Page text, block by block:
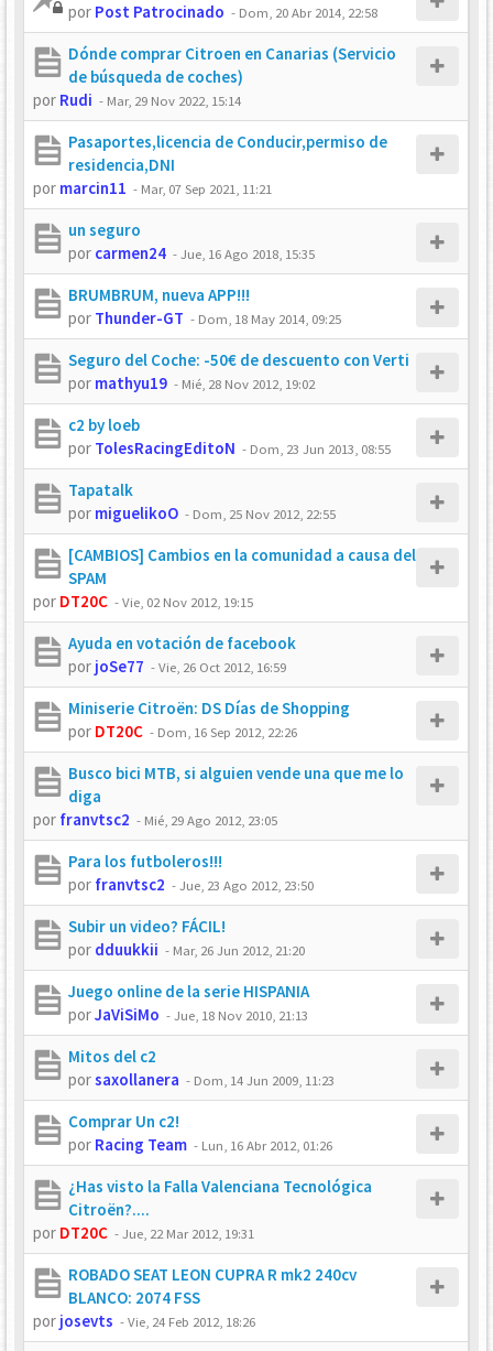
por Post Patrocinado - Dom, 20 Abr 2014, 22:58
Dónde comprar Citroen en Canarias (Servicio
de búsqueda de coches)
por Rudi - Mar, 29 Nov 2022, 15:14
Pasaportes,licencia de Conducir,permiso de
residencia,DNI
por marcin11 - Mar, 07 Sep 2021, 11:21
un seguro
por carmen24 -Jue, 16 Ago 2018, 15:35
BRUMBRUM, nueva APP!!!
por Thunder-GT - Dom, 18 May 2014, 09:25
Seguro del Coche: -50€ de descuento con Verti
por mathyu19 - Mié, 28 Nov 2012, 19:02
c2 by loeb
por TolesRacingEditoN - Dom, 23 Jun 2013, 08:55
Tapatalk
por miguelikoO - Dom, 25 Nov 2012, 22:55
[CAMBIOS] Cambios en la comunidad a causa del
SPAM
por DT20C -Vie, 02 Nov 2012, 19:15
Ayuda en votación de facebook
por joSe77 -Vie, 26 Oct 2012, 16:59
Miniserie Citroën: DS Días de Shopping
por DT20C - Dom, 16 Sep 2012, 22:26
Busco bici MTB, si alguien vende una que me lo
diga
por franvtsc2 - Mié, 29 Ago 2012, 23:05
Para los futboleros!!!
por franvtsc2 -Jue, 23 Ago 2012, 23:50
Subir un video? FÁCIL!
por dduukkii - Mar, 26 Jun 2012, 21:20
Juego online de la serie HISPANIA
porJaViSiMo -Jue, 18 Nov 2010, 21:13
Mitos del c2
porsaxollanera - Dom, 14 Jun 2009, 11:23
Comprar Un c2!
por Racing Team - Lun, 16 Abr 2012, 01:26
¿Has visto la Falla Valenciana Tecnológica
Citroën?....
por DT20C -Jue, 22 Mar 2012, 19:31
ROBADO SEAT LEON CUPRA R mk2 240cv
BLANCO: 2074 FSS
por josevts -Vie, 24 Feb 2012, 18:26